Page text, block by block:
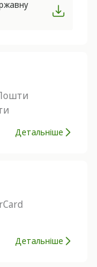
Детальніше
Детальніше